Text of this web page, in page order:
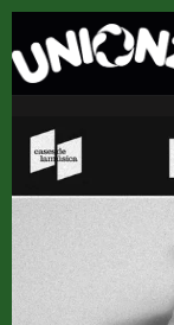
Concierto
30 de mayo,